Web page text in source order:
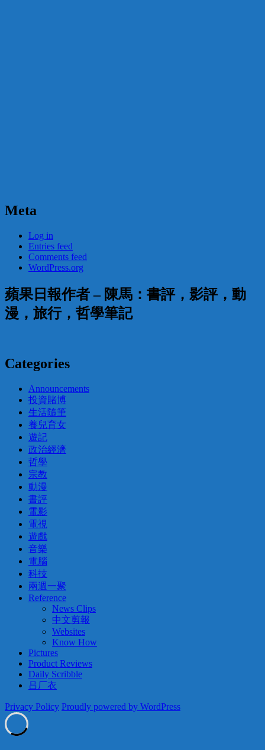
Meta
Log in
Entries feed
Comments feed
WordPress.org
蘋果日報作者 – 陳馬：書評，影評，動
漫，旅行，哲學筆記
Categories
Announcements
投資賭博
生活隨筆
養兒育女
遊記
政治經濟
哲學
宗教
動漫
書評
電影
電視
遊戲
音樂
電腦
科技
兩週一聚
Reference
News Clips
中文剪報
Websites
Know How
Pictures
Product Reviews
Daily Scribble
吕厂衣
Privacy Policy Proudly powered by WordPress